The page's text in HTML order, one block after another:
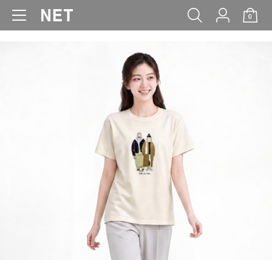
0
WOMEN MEN KIDS BABY